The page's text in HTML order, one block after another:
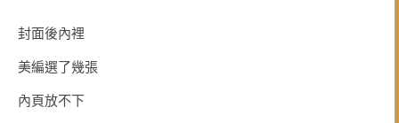
封面後內裡
美編選了幾張
內頁放不下